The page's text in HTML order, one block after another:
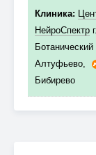
Клиника:
НейроСпектр
Алтуфьево,
Бибирево